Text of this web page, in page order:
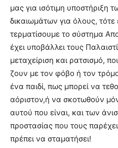
μας για ισότιμη υποστήριξη
δικαιωμάτων για όλους,
τερματίσουμε το σύστημα
έχει υποβάλλει τους
μεταχείριση και ρατσισμό,
ζουν με τον φόβο ή τον
ένα παιδί, πως μπορεί να
αόριστον,ή να σκοτωθούν
αυτού που είναι, και των
προστασίας που τους
πρέπει να σταματήσει!